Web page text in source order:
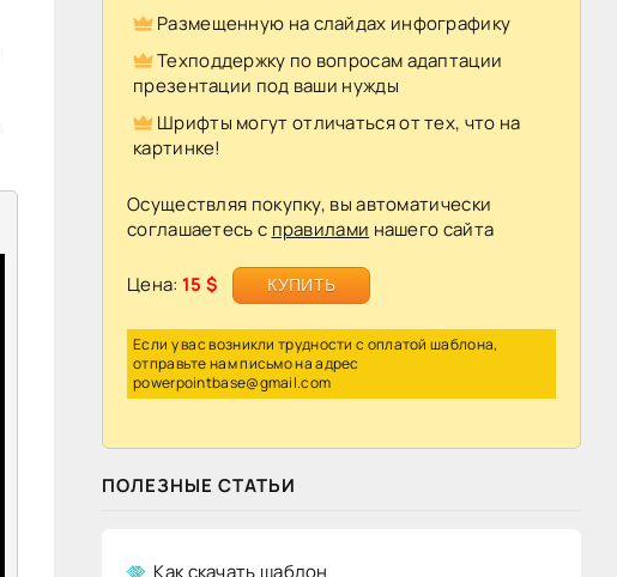
Размещенную на слайдах инфографику
Техподдержку по вопросам адаптации
презентации под ваши нужды
Шрифты могут отличаться от тех, что на
картинке!
Осуществляя покупку, вы автоматически
соглашаетесь с правилами нашего сайта
Цена: 15 $ КУПИТЬ
Если у вас возникли трудности с оплатой шаблона,
отправьте нам письмо на адрес
powerpointbase@gmail.com
ПОЛЕЗНЫЕ СТАТЬИ
Как скачать шаблон